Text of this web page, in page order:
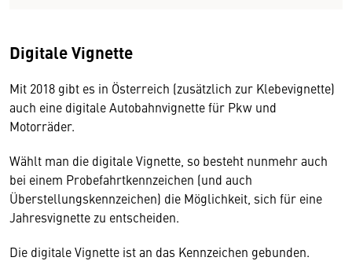
Digitale Vignette
Mit 2018 gibt es in Österreich (zusätzlich zur Klebevignette)
auch eine digitale Autobahnvignette für Pkw und
Motorräder.
Wählt man die digitale Vignette, so besteht nunmehr auch
bei einem Probefahrtkennzeichen (und auch
Überstellungskennzeichen) die Möglichkeit, sich für eine
Jahresvignette zu entscheiden.
Die digitale Vignette ist an das Kennzeichen gebunden.